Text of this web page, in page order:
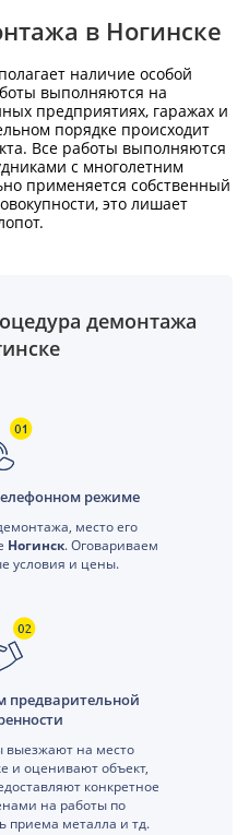
в Ногинске
наличие особой
выполняются на
предприятиях, гаражах и
порядке происходит
Все работы выполняются
с многолетним
применяется собственный
это лишает
демонтажа
режиме
место его
Ногинск. Оговариваем
условия и цены.
предварительной
на место
и оценивают объект,
конкретное
на работы по
приема металла и тд.